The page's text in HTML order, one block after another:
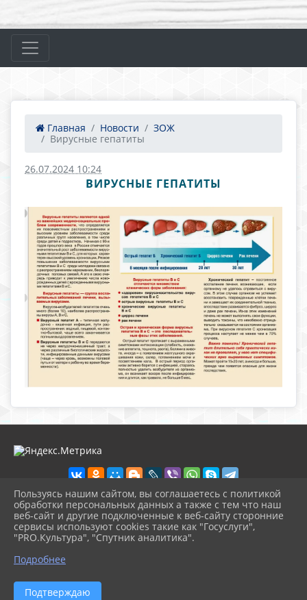
Главная Новости
ЗОЖ
Вирусные гепатиты
26.07.2024 10:24
ВИРУСНЫЕ ГЕПАТИТЫ
2026 г. nolinsk-museum.ru
Вход
Карта сайта
Политика обработки персональных данных
Сделано на KubCMS
Разработка и поддержка
Пользуясь нашим сайтом, вы соглашаетесь с политикой
обработки персональных данных а также с тем что наш
веб-сайт и другие подключенные к веб-сайту сторонние
сервисы используют cookies такие как "Госуслуги",
"PRO.Культура", "Спутник аналитика".
Подробнее
Подтверждаю